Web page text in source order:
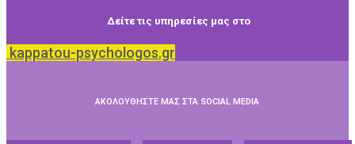
Δείτε τις υπηρεσίες μας στο
kappatou-psychologos.gr
ΑΚΟΛΟΥΘΗΣΤΕ ΜΑΣ ΣΤΑ SOCIAL MEDIA